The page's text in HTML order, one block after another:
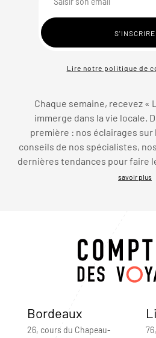
Lire notre politique de
Chaque semaine, recevez «
immerge dans la vie locale.
première : nos éclairages
conseils de nos spécialistes,
dernières tendances pour faire
savoir plus
Bordeaux
26, cours du Chapeau-